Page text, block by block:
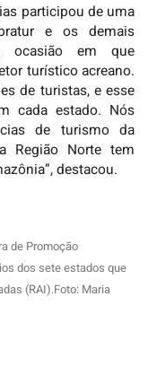
participou de uma
e os demais
ocasião em que
turístico acreano.
de turistas, e esse
cada estado. Nós
de turismo da
Região Norte tem
destacou.
de Promoção
dos sete estados que
(RAI).Foto: Maria